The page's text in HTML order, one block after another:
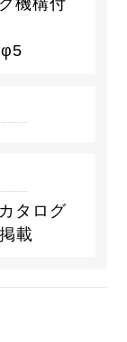
機構付
タログ
載